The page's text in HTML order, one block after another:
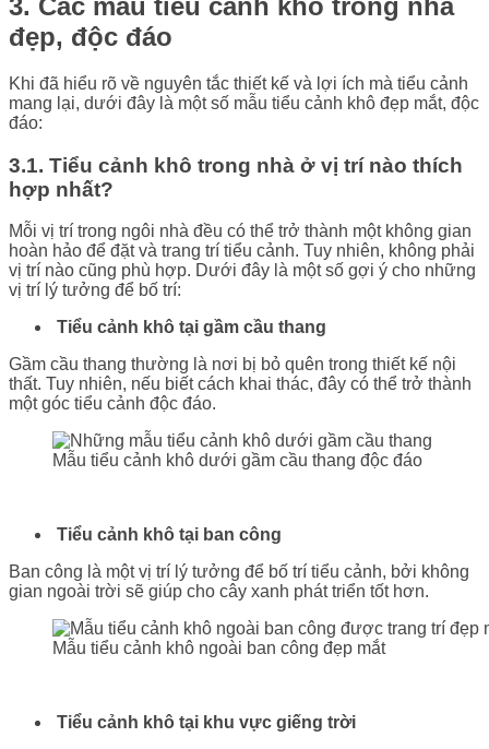
3. Các mẫu tiểu cảnh khô trong nhà
đẹp, độc đáo
Khi đã hiểu rõ về nguyên tắc thiết kế và lợi ích mà tiểu cảnh
mang lại, dưới đây là một số mẫu tiểu cảnh khô đẹp mắt, độc
đáo:
3.1. Tiểu cảnh khô trong nhà ở vị trí nào thích
hợp nhất?
Mỗi vị trí trong ngôi nhà đều có thể trở thành một không gian
hoàn hảo để đặt và trang trí tiểu cảnh. Tuy nhiên, không phải
vị trí nào cũng phù hợp. Dưới đây là một số gợi ý cho những
vị trí lý tưởng để bố trí:
Tiểu cảnh khô tại gầm cầu thang
Gầm cầu thang thường là nơi bị bỏ quên trong thiết kế nội
thất. Tuy nhiên, nếu biết cách khai thác, đây có thể trở thành
một góc tiểu cảnh độc đáo.
Mẫu tiểu cảnh khô dưới gầm cầu thang độc đáo
Tiểu cảnh khô tại ban công
Ban công là một vị trí lý tưởng để bố trí tiểu cảnh, bởi không
gian ngoài trời sẽ giúp cho cây xanh phát triển tốt hơn.
Mẫu tiểu cảnh khô ngoài ban công đẹp mắt
Tiểu cảnh khô tại khu vực giếng trời